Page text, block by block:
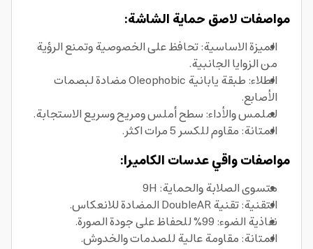
مواصفات لاصق حماية الشاشة:
الميزة الاساسية: تحافظ على الخصوصية وتمنع الرؤية
من الزوايا الجانبية.
الطلاء: طبقة يابانية Oleophobic مضادة لبصمات
الأصابع.
لملمس والأداء: سطح أملس ومريح وسريع الاستجابة.
المتانة: مقاوم للكسر 5 مرات اكثر.
مواصفات واقي عدسات الكاميرا:
متسوى الصلابة والحماية: 9H
التقنية: تقنية DoubleAR المضادة للانعكاس.
نفاذية الضوء: 99% للحفاظ على جودة الصورة.
المتانة: مقاومة عالية للصدمات والخدوش.